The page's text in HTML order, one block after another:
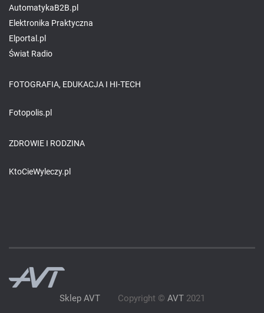
AutomatykaB2B.pl
Elektronika Praktyczna
Elportal.pl
Świat Radio
FOTOGRAFIA, EDUKACJA I HI-TECH
Fotopolis.pl
ZDROWIE I RODZINA
KtoCieWyleczy.pl
Sklep AVT Copyright © AVT2021